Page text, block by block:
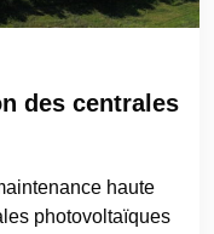
des centrales
haute
photovoltaïques